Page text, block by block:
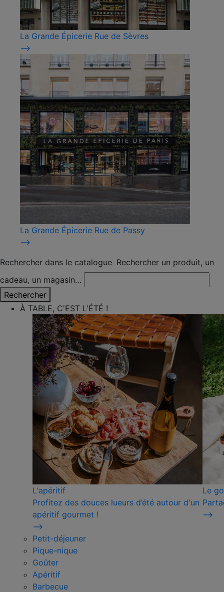
La Grande Épicerie Rue de Sèvres
⟶
La Grande Épicerie Rue de Passy
⟶
Rechercher dans le catalogue Rechercher un produit, un
cadeau, un magasin…
Rechercher
À TABLE, C'EST L'ÉTÉ !
L'apéritif
Profitez des douces lueurs d’été autour d'un
apéritif gourmet !
⟶
Le
⟶
Petit-déjeuner
Pique-nique
Goûter
Apéritif
Barbecue